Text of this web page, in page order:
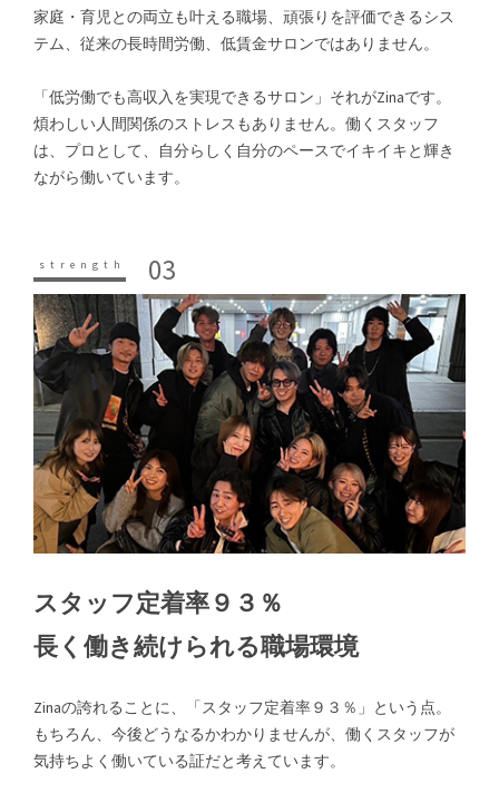
家庭・育児との両立も叶える職場、頑張りを評価できるシス
テム、従来の長時間労働、低賃金サロンではありません。
「低労働でも高収入を実現できるサロン」それがZinaです。
煩わしい人間関係のストレスもありません。働くスタッフ
は、プロとして、自分らしく自分のペースでイキイキと輝き
ながら働いています。
03
スタッフ定着率９３％
長く働き続けられる職場環境
Zinaの誇れることに、「スタッフ定着率９３％」という点。
もちろん、今後どうなるかわかりませんが、働くスタッフが
気持ちよく働いている証だと考えています。